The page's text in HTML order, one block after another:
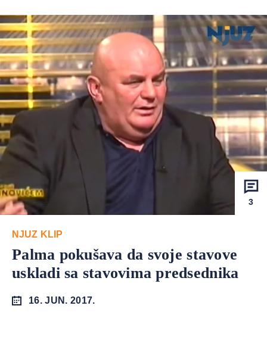
3
NJUZ KLIP
Palma pokušava da svoje stavove
uskladi sa stavovima predsednika
16. JUN. 2017.